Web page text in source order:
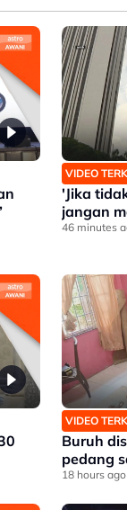
VIDEO
'Jika
jangan
46 minutes
VIDEO
Buruh
pedang
18 hours ago